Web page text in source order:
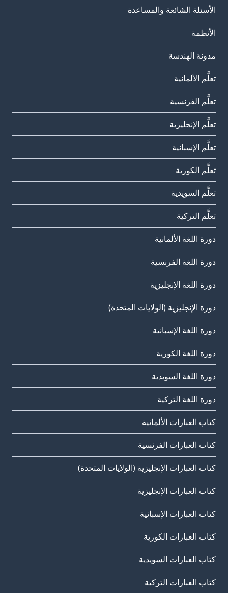
الأسئلة الشائعة والمساعدة
الأنظمة
مدونة الهندسة
تعلَّم الألمانية
تعلَّم الفرنسية
تعلَّم الإنجليزية
تعلَّم الإسبانية
تعلَّم الكورية
تعلَّم السويدية
تعلَّم التركية
دورة اللغة الألمانية
دورة اللغة الفرنسية
دورة اللغة الإنجليزية
دورة الإنجليزية (الولايات المتحدة)
دورة اللغة الإسبانية
دورة اللغة الكورية
دورة اللغة السويدية
دورة اللغة التركية
كتاب العبارات الألمانية
كتاب العبارات الفرنسية
كتاب العبارات الإنجليزية (الولايات المتحدة)
كتاب العبارات الإنجليزية
كتاب العبارات الإسبانية
كتاب العبارات الكورية
كتاب العبارات السويدية
كتاب العبارات التركية